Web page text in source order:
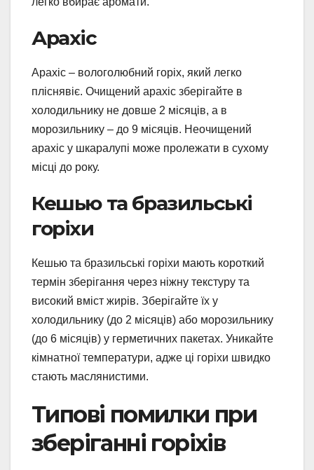
Арахіс
Арахіс – вологолюбний горіх, який легко
пліснявіє. Очищений арахіс зберігайте в
холодильнику не довше 2 місяців, а в
морозильнику – до 9 місяців. Неочищений
арахіс у шкаралупі може пролежати в сухому
місці до року.
Кешью та бразильські
горіхи
Кешью та бразильські горіхи мають короткий
термін зберігання через ніжну текстуру та
високий вміст жирів. Зберігайте їх у
холодильнику (до 2 місяців) або морозильнику
(до 6 місяців) у герметичних пакетах. Уникайте
кімнатної температури, адже ці горіхи швидко
стають маслянистими.
Типові помилки при
зберіганні горіхів